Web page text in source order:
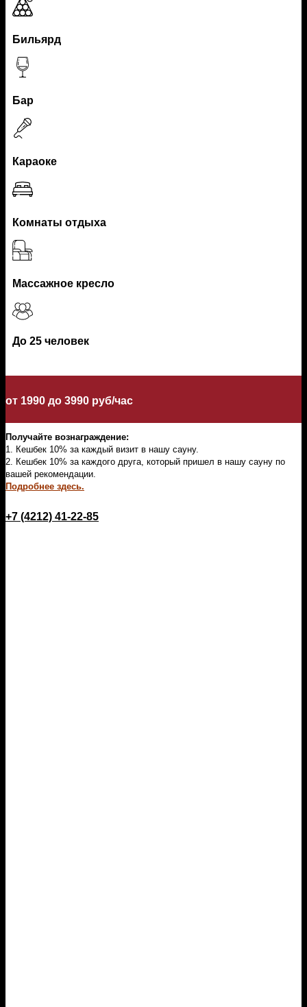
Бильярд
Бар
Караоке
Комнаты отдыха
Массажное кресло
До 25 человек
от 1990 до 3990 руб/час
Получайте вознаграждение:
1.
Кешбек 10% за каждый визит в нашу сауну.
2.
Кешбек 10% за каждого друга, который пришел в нашу сауну по
вашей рекомендации.
Подробнее здесь.
+7 (4212) 41-22-85